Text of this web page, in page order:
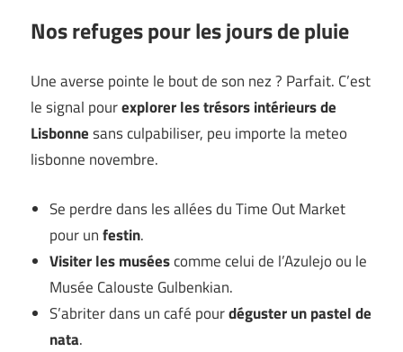
Nos refuges pour les jours de pluie
Une averse pointe le bout de son nez ? Parfait. C’est
le signal pourexplorer les trésors intérieurs de
Lisbonnesans culpabiliser, peu importe la meteo
lisbonne novembre.
Se perdre dans les allées du Time Out Market
pour unfestin.
Visiter les muséescomme celui de l’Azulejo ou le
Musée Calouste Gulbenkian.
S’abriter dans un café pourdéguster un pastel de
nata.